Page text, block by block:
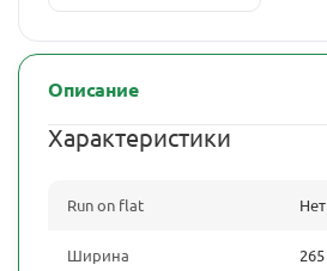
Описание
Характеристики
Run on flat Нет
Ширина 265